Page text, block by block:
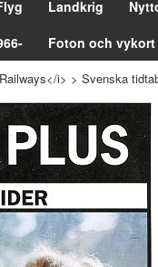
Landkrig
Foton och vykort
i> > Svenska